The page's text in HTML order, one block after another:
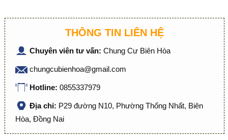
THÔNG TIN LIÊN HỆ
Chuyên viên tư vấn: Chung Cư Biên Hòa
chungcubienhoa@gmail.com
Hotline: 0855337979
Địa chỉ: P29 đường N10, Phường Thống Nhất, Biên
Hòa, Đồng Nai